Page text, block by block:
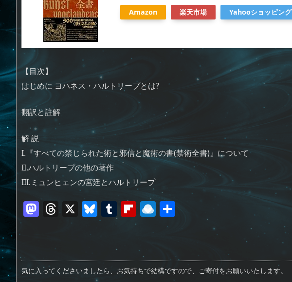
Amazon 楽天市場 Yahooショッピング
【目次】
はじめに ヨハネス・ハルトリープとは?
翻訳と註解
解 説
I.『すべての禁じられた術と邪信と魔術の書(禁術全書)』について
II.ハルトリープの他の著作
III.ミュンヒェンの宮廷とハルトリープ
M
o
d
T
a
d
X Bl
u
sk
y
T
u
bl
r
Fl
o
ar
R
ai
d
ro
気に入ってくださいましたら、お気持ちで結構ですので、ご寄付をお願いいたします。